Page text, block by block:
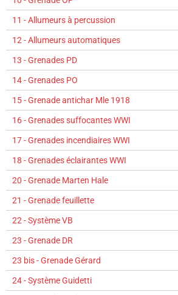
11 - Allumeurs à percussion
12 - Allumeurs automatiques
13 - Grenades PD
14 - Grenades PO
15 - Grenade antichar Mle 1918
16 - Grenades suffocantes WWI
17 - Grenades incendiaires WWI
18 - Grenades éclairantes WWI
20 - Grenade Marten Hale
21 - Grenade feuillette
22 - Système VB
23 - Grenade DR
23 bis - Grenade Gérard
24 - Système Guidetti